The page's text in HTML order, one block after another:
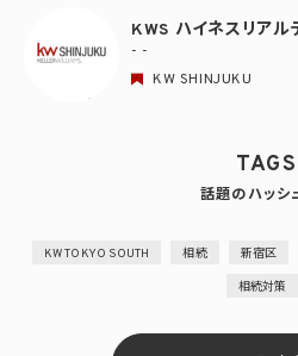
KWS ハイネスリアル
- -
KW SHINJUKU
TAGS
話題のハッシ
KW TOKYO SOUTH 相続 新宿区
相続対策